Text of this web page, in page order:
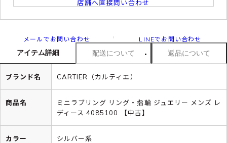
店舗へ直接問い合わせ
メールでお問い合わせ LINEでお問い合わせ
アイテム詳細 配送について 返品について
ブランド名 CARTIER（カルティエ）
商品名
ミニラブリング リング・指輪 ジュエリー メンズ レ
ディース 4085100 【中古】
カラー シルバー系